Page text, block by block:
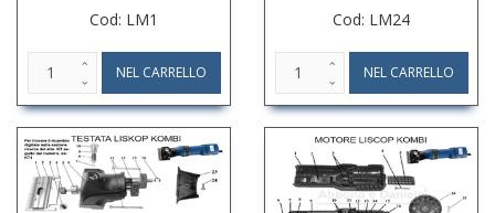
Cod: LM1
Cod: LM24